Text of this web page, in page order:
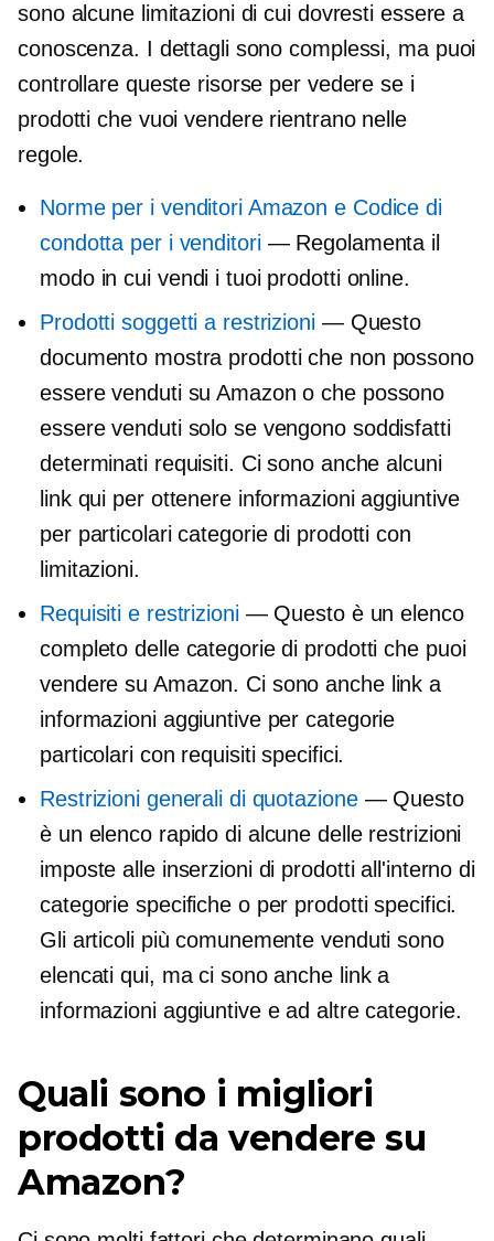
sono alcune limitazioni di cui dovresti essere a
conoscenza. I dettagli sono complessi, ma puoi
controllare queste risorse per vedere se i
prodotti che vuoi vendere rientrano nelle
regole.
Norme per i venditori Amazon e Codice di
condotta per i venditori— Regolamenta il
modo in cui vendi i tuoi prodotti online.
Prodotti soggetti a restrizioni— Questo
documento mostra prodotti che non possono
essere venduti su Amazon o che possono
essere venduti solo se vengono soddisfatti
determinati requisiti. Ci sono anche alcuni
link qui per ottenere informazioni aggiuntive
per particolari categorie di prodotti con
limitazioni.
Requisiti e restrizioni— Questo è un elenco
completo delle categorie di prodotti che puoi
vendere su Amazon. Ci sono anche link a
informazioni aggiuntive per categorie
particolari con requisiti specifici.
Restrizioni generali di quotazione— Questo
è un elenco rapido di alcune delle restrizioni
imposte alle inserzioni di prodotti all'interno di
categorie specifiche o per prodotti specifici.
Gli articoli più comunemente venduti sono
elencati qui, ma ci sono anche link a
informazioni aggiuntive e ad altre categorie.
Quali sono i migliori
prodotti da vendere su
Amazon?